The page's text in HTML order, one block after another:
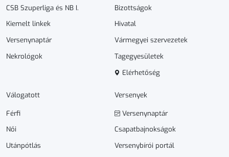
CSB Szuperliga és NB I.
Kiemelt linkek
Versenynaptár
Nekrológok
Bizottságok
Hivatal
Vármegyei szervezetek
Tagegyesületek
Elérhetőség
Válogatott
Férfi
Női
Utánpótlás
Versenyek
Versenynaptár
Csapatbajnokságok
Versenybírói portál